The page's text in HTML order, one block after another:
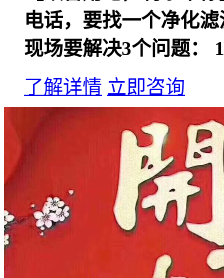
电话，要找一个净化
现场要解决3个问题：
了解详情 立即咨询